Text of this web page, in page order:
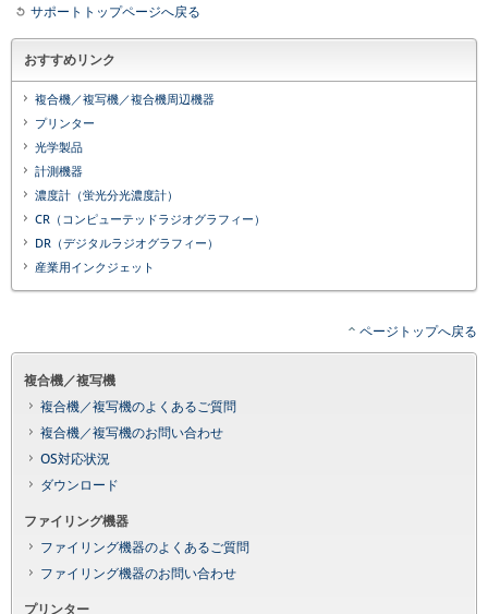
サポートトップページへ戻る
おすすめリンク
複合機／複写機／複合機周辺機器
プリンター
光学製品
計測機器
濃度計（蛍光分光濃度計）
CR（コンピューテッドラジオグラフィー）
DR（デジタルラジオグラフィー）
産業用インクジェット
ページトップへ戻る
複合機／複写機
複合機／複写機のよくあるご質問
複合機／複写機のお問い合わせ
OS対応状況
ダウンロード
ファイリング機器
ファイリング機器のよくあるご質問
ファイリング機器のお問い合わせ
プリンター